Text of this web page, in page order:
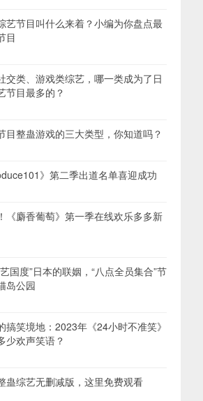
艺节目叫什么来着？小编为你盘点最
目
交类、游戏类综艺，哪一类成为了日
节目最多的？
目整蛊游戏的三大类型，你知道吗？
》第二季出道名单喜迎成功
《麝香葡萄》第一季在线欢乐多多新
国度”日本的联姻，“八点全员集合”节
岛公园
搞笑境地：2023年《24小时不准笑》
少欢声笑语？
蛊综艺无删减版，这里免费观看